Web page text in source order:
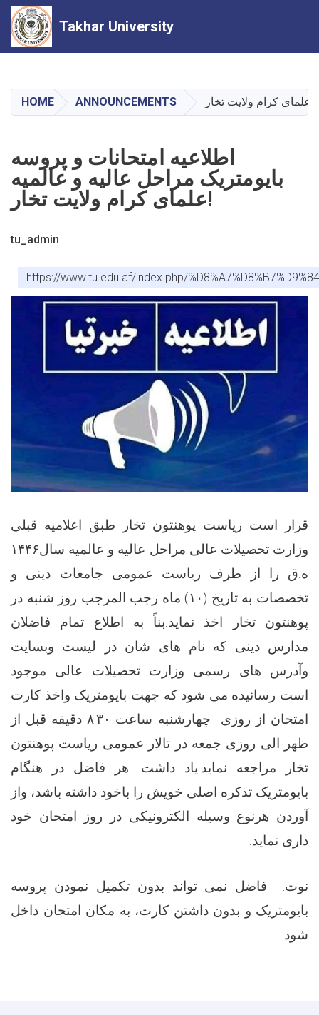
main
content
Takhar University
HOME ANNOUNCEMENTS
اطلاعیه امتحانات و پروسه
بایومتریک مراحل عالیه و عالمیه
علمای کرام ولایت تخار!
tu_admin
https://www.tu.edu.af/index.php/
قرار است ریاست پوهنتون تخار طبق اعلامیه قبلی
وزارت تحصیلات عالی مراحل عالیه و عالمیه سال۱۴۴۶
ه.ق را از طرف ریاست عمومی جامعات دینی و
تخصصات به تاریخ (۱۰)
ماه رجب المرجب روز شنبه در
پوهنتون تخار اخذ نماید.بناً به اطلاع تمام فاضلان
مدارس دینی که نام های شان در لیست وبسایت
وآدرس های رسمی وزارت تحصیلات عالی موجود
است رسانیده می شود که جهت بایومتریک واخذ کارت
امتحان از روزی چهارشنبه ساعت ۸:۳۰دقیقه قبل از
ظهر الی روزی جمعه در تالار عمومی ریاست پوهنتون
تخار مراجعه نماید.یاد داشت: هر فاضل در هنگام
بایومتریک تذکره اصلی خویش را باخود داشته باشد، واز
آوردن هرنوع وسیله الکترونیکی در روز امتحان خود
داری نماید.
نوت: فاضل نمی تواند بدون تکمیل نمودن پروسه
بایومتریک و بدون داشتن کارت، به مکان امتحان داخل
شود.